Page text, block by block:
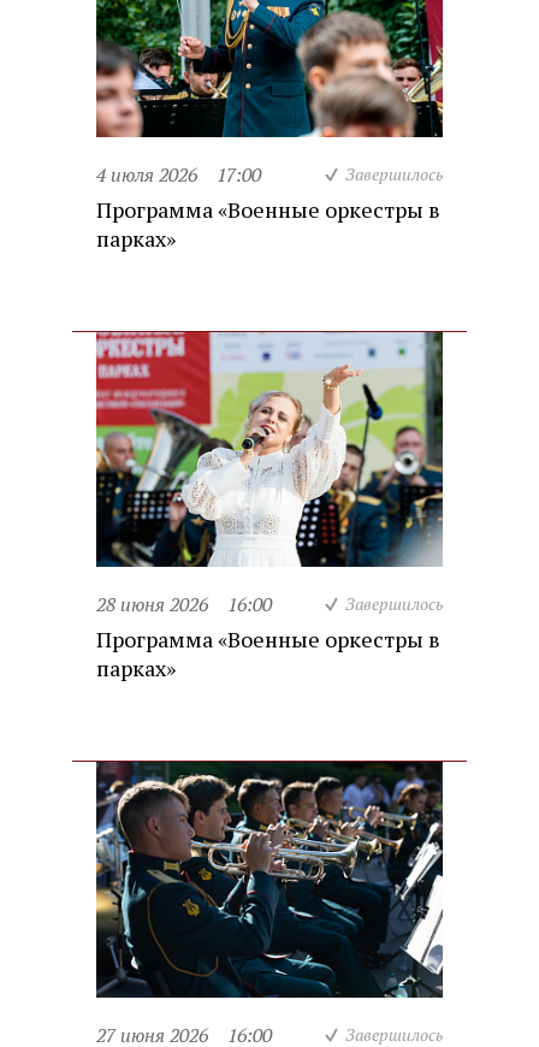
4 июля 2026 17:00 Завершилось
Программа «Военные оркестры в
парках»
28 июня 2026 16:00 Завершилось
Программа «Военные оркестры в
парках»
27 июня 2026 16:00 Завершилось